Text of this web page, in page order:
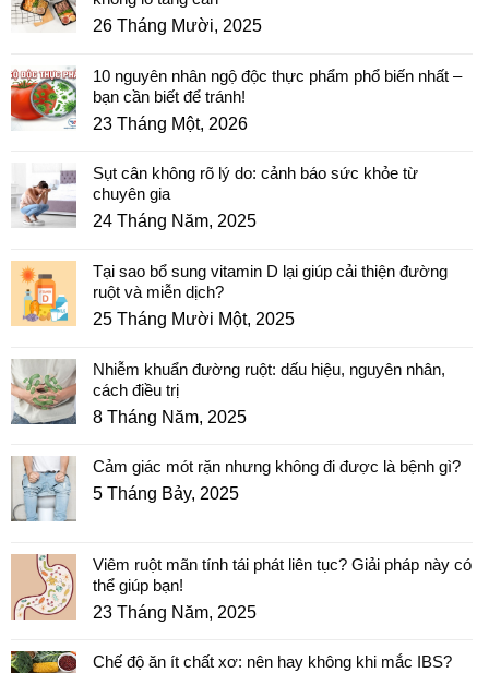
26 Tháng Mười, 2025
10 nguyên nhân ngộ độc thực phẩm phổ biến nhất –
bạn cần biết để tránh!
23 Tháng Một, 2026
Sụt cân không rõ lý do: cảnh báo sức khỏe từ
chuyên gia
24 Tháng Năm, 2025
Tại sao bổ sung vitamin D lại giúp cải thiện đường
ruột và miễn dịch?
25 Tháng Mười Một, 2025
Nhiễm khuẩn đường ruột: dấu hiệu, nguyên nhân,
cách điều trị
8 Tháng Năm, 2025
Cảm giác mót rặn nhưng không đi được là bệnh gì?
5 Tháng Bảy, 2025
Viêm ruột mãn tính tái phát liên tục? Giải pháp này có
thể giúp bạn!
23 Tháng Năm, 2025
Chế độ ăn ít chất xơ: nên hay không khi mắc IBS?